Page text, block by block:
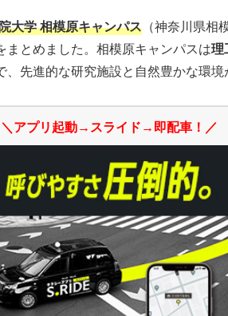
大学 相模原キャンパス （神奈川県
とめました。相模原キャンパスは理
先進的な研究施設と自然豊かな環境
＼アプリ起動→スライド→即配車！／